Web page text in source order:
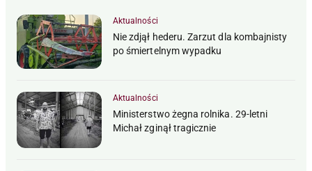
Aktualności
Nie zdjął hederu. Zarzut dla kombajnisty
po śmiertelnym wypadku
Aktualności
Ministerstwo żegna rolnika. 29-letni
Michał zginął tragicznie